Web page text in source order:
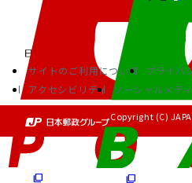
サイトのご利用について
プライバ
アクセシビリティ
ソーシャルメデ
Copyright (C)